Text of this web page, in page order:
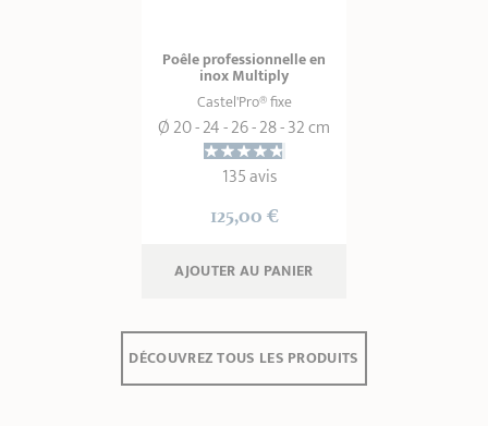
Poêle professionnelle en
inox Multiply
Castel'Pro® fixe
Ø 20 - 24 - 26 - 28 - 32 cm
135 avis
125,00 €
AJOUTER AU PANIER
DÉCOUVREZ TOUS LES PRODUITS